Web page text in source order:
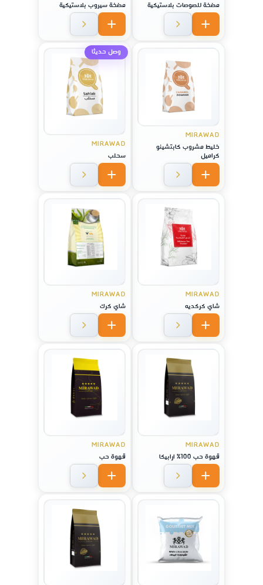
مضخة للصوصات بلاستيكية
مضخة سيروب بلاستيكية
MIRAWAD
خليط مشروب كابتشينو
كراميل
وصل حديثا
MIRAWAD
سحلب
MIRAWAD
شاي كركديه
MIRAWAD
شاي كرك
MIRAWAD
قهوة حب 100% ارابيكا
MIRAWAD
قهوة حب